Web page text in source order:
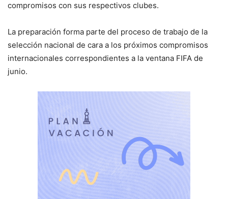
compromisos con sus respectivos clubes.
La preparación forma parte del proceso de trabajo de la
selección nacional de cara a los próximos compromisos
internacionales correspondientes a la ventana FIFA de
junio.